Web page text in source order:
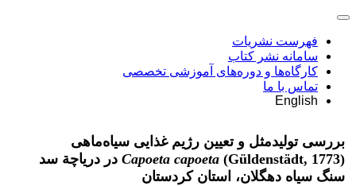
فهرست نشریات
سامانه نشر کتاب
کارگاه‌ها و دوره‌های آموزشی تخصصی
تماس با ما
English
بررسی تولیدمثل و تعیین رژیم غذایی سیاه‌ماهی
(Güldenstädt, 1773)
Capoeta capoeta در دریاچة سد
سنگ سیاه دهگلان، استان کردستان